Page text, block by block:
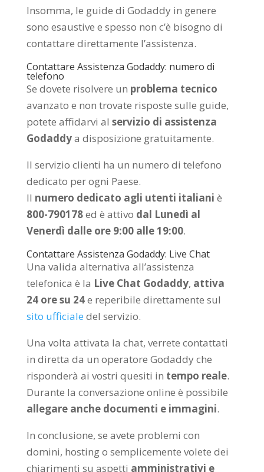
Insomma, le guide di Godaddy in genere
sono esaustive e spesso non c’è bisogno di
contattare direttamente l’assistenza.
Contattare Assistenza Godaddy: numero di
telefono
Se dovete risolvere un problema tecnico
avanzato e non trovate risposte sulle guide,
potete affidarvi al servizio di assistenza
Godaddya disposizione gratuitamente.
Il servizio clienti ha un numero di telefono
dedicato per ogni Paese.
Il numero dedicato agli utenti italiani è
800-790178ed è attivo dal Lunedì al
Venerdì dalle ore 9:00 alle 19:00.
Contattare Assistenza Godaddy: Live Chat
Una valida alternativa all’assistenza
telefonica è la Live Chat Godaddy, attiva
24 ore su 24e reperibile direttamente sul
sito ufficiale del servizio.
Una volta attivata la chat, verrete contattati
in diretta da un operatore Godaddy che
risponderà ai vostri quesiti in tempo reale.
Durante la conversazione online è possibile
allegare anche documenti e immagini.
In conclusione, se avete problemi con
domini, hosting o semplicemente volete dei
chiarimenti su aspetti amministrativi e